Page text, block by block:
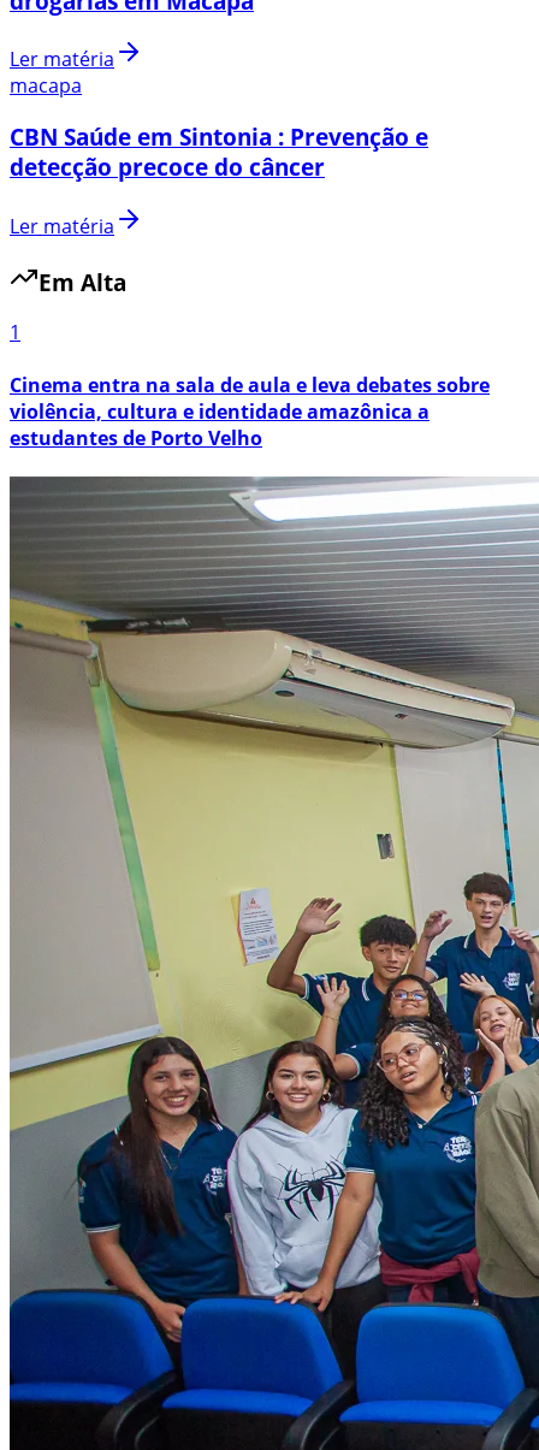
Ler matéria
macapa
CBN Saúde em Sintonia : Prevenção e
detecção precoce do câncer
Ler matéria
Em Alta
1
Cinema entra na sala de aula e leva debates sobre
violência, cultura e identidade amazônica a
estudantes de Porto Velho